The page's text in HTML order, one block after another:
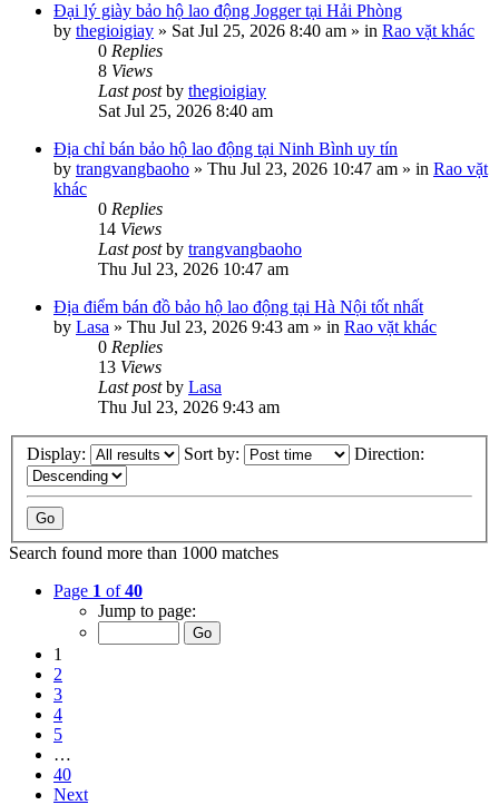
Đại lý giày bảo hộ lao động Jogger tại Hải Phòng
by thegioigiay » Sat Jul 25, 2026 8:40 am » in Rao vặt khác
0 Replies
8 Views
Last postby thegioigiay
Sat Jul 25, 2026 8:40 am
Địa chỉ bán bảo hộ lao động tại Ninh Bình uy tín
by trangvangbaoho » Thu Jul 23, 2026 10:47 am » in Rao vặt
khác
0 Replies
14 Views
Last postby trangvangbaoho
Thu Jul 23, 2026 10:47 am
Địa điểm bán đồ bảo hộ lao động tại Hà Nội tốt nhất
by Lasa » Thu Jul 23, 2026 9:43 am » in Rao vặt khác
0 Replies
13 Views
Last postby Lasa
Thu Jul 23, 2026 9:43 am
Display: Sort by: Direction:
Search found more than 1000 matches
Page 1 of40
Jump to page:
1
2
3
4
5
…
40
Next